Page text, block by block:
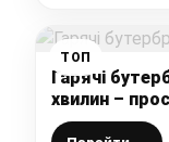
ТОП
Гарячі
хвилин –